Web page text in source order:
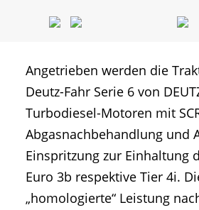
Angetrieben werden die
Deutz-Fahr Serie 6 von
Turbodiesel-Motoren mit
Abgasnachbehandlung und
Einspritzung zur Einhaltung
Euro 3b respektive Tier 4i.
„homologierte“ Leistung